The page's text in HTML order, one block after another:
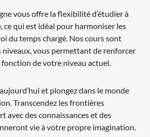
vous offre la flexibilité d’étudier à
qui est idéal pour harmoniser les
du temps chargé. Nos cours sont
niveaux, vous permettant de renforcer
de votre niveau actuel.
et plongez dans le monde
Transcendez les frontières
avec des connaissances et des
vie à votre propre imagination.